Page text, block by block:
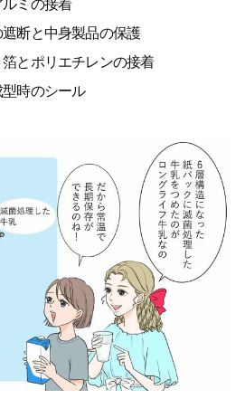
ミの接着
断と中身製品の保護
とポリエチレンの接着
時のシール